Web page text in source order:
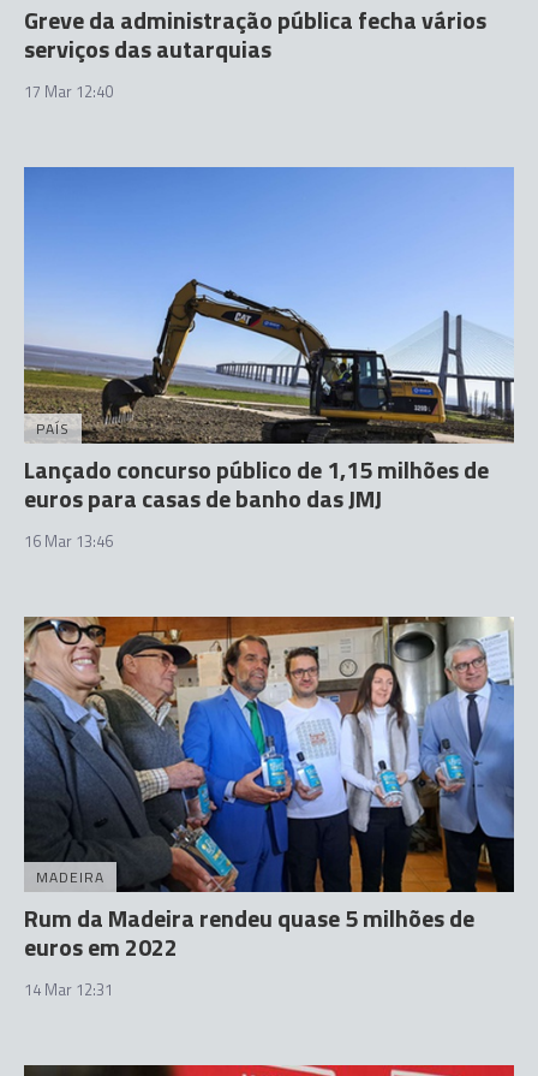
Greve da administração pública fecha vários
serviços das autarquias
17 Mar 12:40
PAÍS
Lançado concurso público de 1,15 milhões de
euros para casas de banho das JMJ
16 Mar 13:46
MADEIRA
Rum da Madeira rendeu quase 5 milhões de
euros em 2022
14 Mar 12:31